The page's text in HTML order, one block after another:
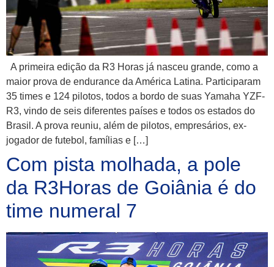
A primeira edição da R3 Horas já nasceu grande, como a
maior prova de endurance da América Latina. Participaram
35 times e 124 pilotos, todos a bordo de suas Yamaha YZF-
R3, vindo de seis diferentes países e todos os estados do
Brasil. A prova reuniu, além de pilotos, empresários, ex-
jogador de futebol, famílias e […]
Com pista molhada, a pole
da R3Horas de Goiânia é do
time numeral 7